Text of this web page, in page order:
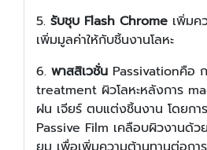
5. รับชุบ Flash Chrome เพิ่มค
เพิ่มมูลค่าให้กับชิ้นงานโลหะ
6. พาสสิเวชั่น Passivationคือ
treatment ผิวโลหะหลังการ
ฝน เจียร์ ตบแต่งชิ้นงาน โดยกา
Passive Film เคลือบผิวงานด้ว